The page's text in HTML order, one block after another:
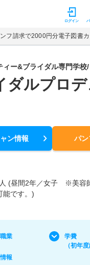
ビジョン ログイン
ンフ請求で2000円分電子図書
ィー&ブライダル専門学校/
ダルプロデ
ン情報 パン
(昼間2年／女子 ※美容
能です。)
業
学費
（初年
報